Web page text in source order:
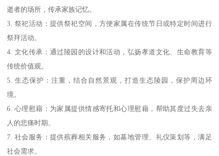
逝者的场所，传承家族记忆。
3. 祭祀活动：提供祭祀空间，方便家属在传统节日或特定时间进行
祭拜活动。
4. 文化传承：通过陵园的设计和活动，弘扬孝道文化、生命教育等
传统价值观。
5. 生态保护：注重，结合自然景观，打造生态陵园，保护周边环
境。
6. 心理慰藉：为家属提供情感寄托和心理慰藉，帮助其度过失去亲
人的悲痛时期。
7. 社会服务：提供殡葬相关服务，如墓地管理、礼仪策划等，满足
社会需求。